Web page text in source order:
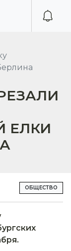
ЕЛКИ
ОБЩЕСТВО